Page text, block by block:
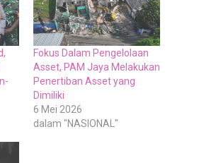
Fokus Dalam Pengelolaan
Asset, PAM Jaya Melakukan
Penertiban Asset yang
Dimiliki
6 Mei 2026
dalam "NASIONAL"